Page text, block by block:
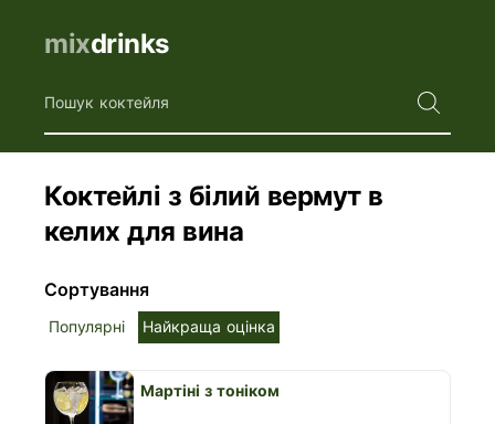
mixdrinks
Пошук коктейля
Коктейлі з білий вермут в
келих для вина
Сортування
Популярні Найкраща оцінка
Мартіні з тоніком